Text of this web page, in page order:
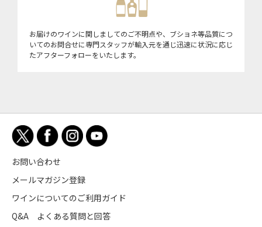
お届けのワインに関しましてのご不明点や、ブショネ等品質につ
いてのお問合せに専門スタッフが輸入元を通じ迅速に状況に応じ
たアフターフォローをいたします。
お問い合わせ
メールマガジン登録
ワインについてのご利用ガイド
Q&A よくある質問と回答